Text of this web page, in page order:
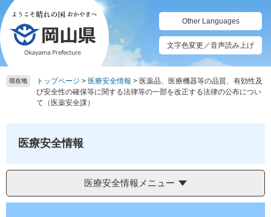
ペ
ー
ジ
の
先
頭
メ
ニ
ュ
ー
を
飛
Other Languages
文字色変更／音声読み上げ
現在地 トップページ > 医療安全情報 > 医薬品、医療機器等の品質、有効性及
び安全性の確保等に関する法律等の一部を改正する法律の公布につい
て（医薬安全課）
医療安全情報
医療安全情報メニュー